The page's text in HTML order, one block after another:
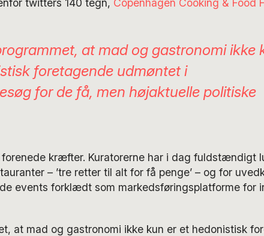
twitters 140 tegn, Copenhagen Cooking & Food
at mad og gastronomi ikke
foretagende udmøntet i
for de få, men højaktuelle politiske
kræfter. Kuratorerne har i dag fuldstændigt
– ’tre retter til alt for få penge’ – og for
events forklædt som markedsføringsplatforme for
at mad og gastronomi ikke kun er et hedonistisk